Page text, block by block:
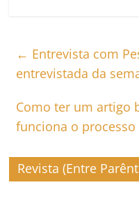
← Entrevista com
entrevistada da
Como ter um artigo
funciona o
Revista (Entre